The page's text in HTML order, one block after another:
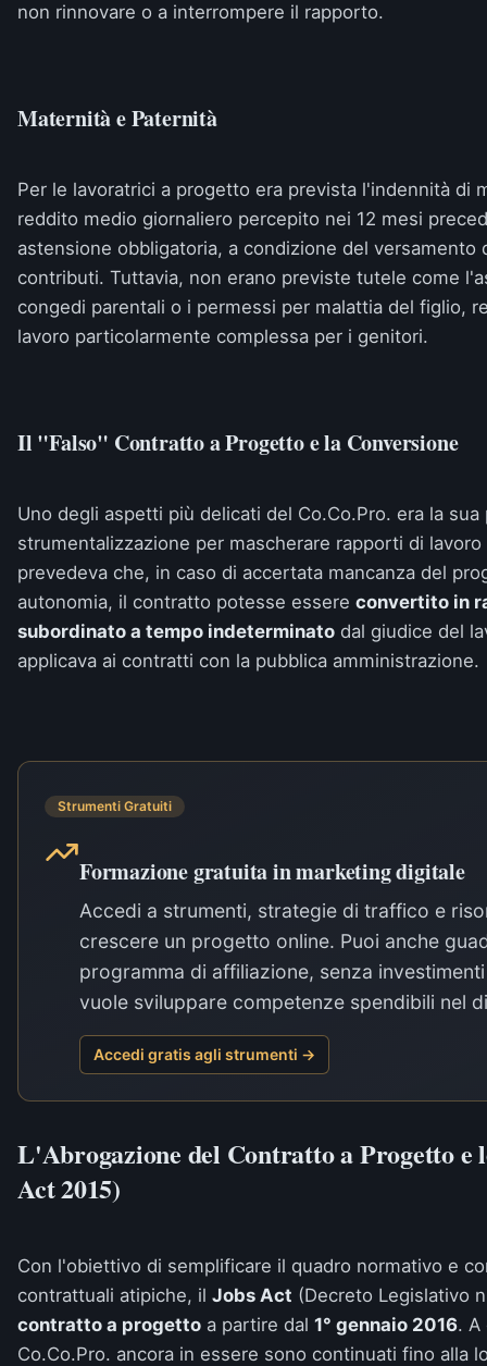
non rinnovare o a interrompere il rapporto.
Maternità e Paternità
Per le lavoratrici a progetto era prevista l'indennità di
reddito medio giornaliero percepito nei 12 mesi
astensione obbligatoria, a condizione del versamento
contributi. Tuttavia, non erano previste tutele come
congedi parentali o i permessi per malattia del figlio,
lavoro particolarmente complessa per i genitori.
Il "Falso" Contratto a Progetto e la Conversione
Uno degli aspetti più delicati del Co.Co.Pro. era la sua
strumentalizzazione per mascherare rapporti di
prevedeva che, in caso di accertata mancanza del
autonomia, il contratto potesse essere convertito in
subordinato a tempo indeterminato dal giudice del
applicava ai contratti con la pubblica amministrazione.
Strumenti Gratuiti
Formazione gratuita in marketing digitale
Accedi a strumenti, strategie di traffico e
crescere un progetto online. Puoi anche
programma di affiliazione, senza
vuole sviluppare competenze spendibili nel
Accedi gratis agli strumenti →
L'Abrogazione del Contratto a Progetto e
Act 2015)
Con l'obiettivo di semplificare il quadro normativo e
contrattuali atipiche, il Jobs Act (Decreto Legislativo
contratto a progetto a partire dal 1° gennaio 2016. A
Co.Co.Pro. ancora in essere sono continuati fino alla